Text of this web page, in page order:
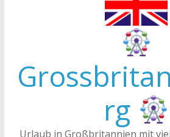
Großbritannien und England
Tea-Time – Was wird in Großbritannien
rg
Urlaub in Großbritannien mit